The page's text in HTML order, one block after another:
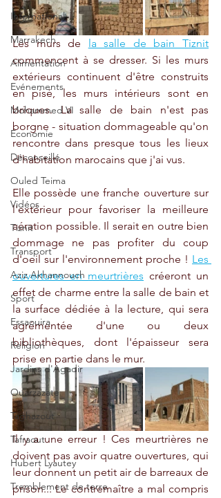
International
Marrakech
Alimentation
Evénements
Mohammed VI
Economie
Déconseillé
Ouled Teima
Vidéos
Tiznit
Transport
Aziz Akhannouch
Sport
Essaouira
Religion
Jardins d'Agadir
Ouarzazate
Taghazout
Tafraout
Hubert Lyautey
Tremblement de terre
Les murs de la salle de bain Tiznit
commencent à se dresser. Si les murs
extérieurs continuent d'être construits
en pisé, les murs intérieurs sont en
briques. La salle de bain n'est pas
borgne - situation dommageable qu'on
rencontre dans presque tous les lieux
d'habitation marocains que j'ai vus.
Elle possède une franche ouverture sur
l'extérieur pour favoriser la meilleure
aération possible. Il serait en outre bien
dommage ne pas profiter du coup
d'oeil sur l'environnement proche ! Les
ouvertures en meurtrières créeront un
effet de charme entre la salle de bain et
la surface dédiée à la lecture, qui sera
agrémentée d'une ou deux
bibliothèques, dont l'épaisseur sera
prise en partie dans le mur.
Il y a une erreur ! Ces meurtrières ne
doivent pas avoir quatre ouvertures, qui
leur donnent un petit air de barreaux de
prison... Le contremaître a mal compris